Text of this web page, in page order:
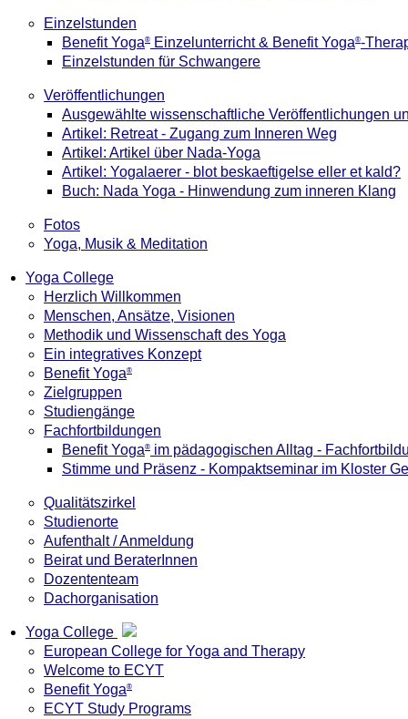
Einzelstunden
Benefit Yoga® Einzelunterricht & Benefit Yoga®-
Einzelstunden für Schwangere
Veröffentlichungen
Ausgewählte wissenschaftliche Veröffentlichungen
Artikel: Retreat - Zugang zum Inneren Weg
Artikel: Artikel über Nada-Yoga
Artikel: Yogalaerer - blot beskaeftigelse eller et kald?
Buch: Nada Yoga - Hinwendung zum inneren Klang
Fotos
Yoga, Musik & Meditation
Yoga College
Herzlich Willkommen
Menschen, Ansätze, Visionen
Methodik und Wissenschaft des Yoga
Ein integratives Konzept
Benefit Yoga®
Zielgruppen
Studiengänge
Fachfortbildungen
Benefit Yoga® im pädagogischen Alltag -
Stimme und Präsenz - Kompaktseminar im Kloster
Qualitätszirkel
Studienorte
Aufenthalt / Anmeldung
Beirat und BeraterInnen
Dozententeam
Dachorganisation
Yoga College
European College for Yoga and Therapy
Welcome to ECYT
Benefit Yoga®
ECYT Study Programs